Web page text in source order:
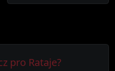
pro Rataje?